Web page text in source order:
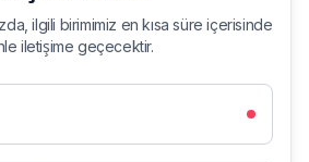
ilgili birimimiz en kısa süre içerisinde
iletişime geçecektir.